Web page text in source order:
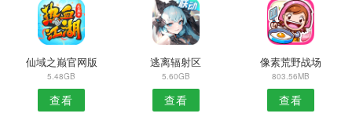
仙域之巅官网版
5.48GB
查看
逃离辐射区
5.60GB
查看
像素荒野战场
803.56MB
查看